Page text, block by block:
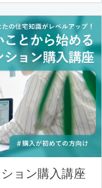
ョン購入講座